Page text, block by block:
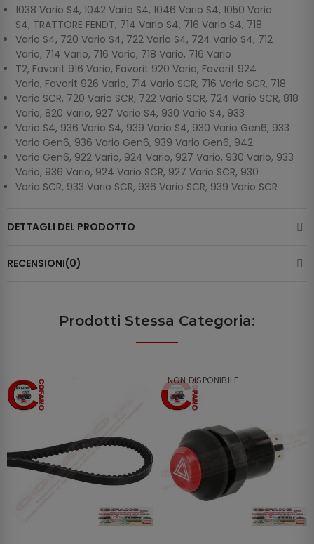
1038 Vario S4, 1042 Vario S4, 1046 Vario S4, 1050 Vario
S4, TRATTORE FENDT, 714 Vario S4, 716 Vario S4, 718
Vario S4, 720 Vario S4, 722 Vario S4, 724 Vario S4, 712
Vario, 714 Vario, 716 Vario, 718 Vario, 716 Vario
T2, Favorit 916 Vario, Favorit 920 Vario, Favorit 924
Vario, Favorit 926 Vario, 714 Vario SCR, 716 Vario SCR, 718
Vario SCR, 720 Vario SCR, 722 Vario SCR, 724 Vario SCR, 818
Vario, 820 Vario, 927 Vario S4, 930 Vario S4, 933
Vario S4, 936 Vario S4, 939 Vario S4, 930 Vario Gen6, 933
Vario Gen6, 936 Vario Gen6, 939 Vario Gen6, 942
Vario Gen6, 922 Vario, 924 Vario, 927 Vario, 930 Vario, 933
Vario, 936 Vario, 924 Vario SCR, 927 Vario SCR, 930
Vario SCR, 933 Vario SCR, 936 Vario SCR, 939 Vario SCR
DETTAGLI DEL PRODOTTO
RECENSIONI(0)
Prodotti Stessa Categoria:
NON DISPONIBILE